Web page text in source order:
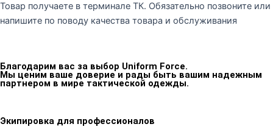
Товар получаете в терминале ТК. Обязательно позвоните или
напишите по поводу качества товара и обслуживания
Благодарим вас за выбор Uniform Force.
Мы ценим ваше доверие и рады быть вашим надежным
партнером в мире тактической одежды.
Экипировка для профессионалов